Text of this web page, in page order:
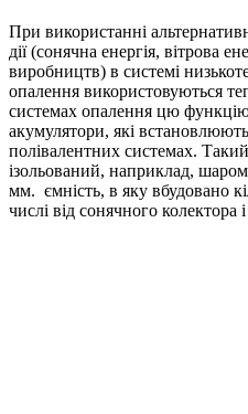
При використанні
дії (сонячна енергія, вітрова
виробництв) в системі
опалення використовуються
системах опалення цю
акумулятори, які
полівалентних системах.
ізольований, наприклад,
мм. ємність, в яку вбудовано
числі від сонячного колектора